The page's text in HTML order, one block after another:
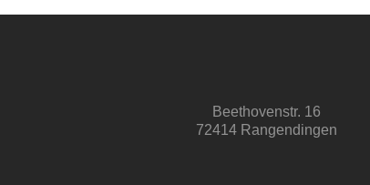
Beethovenstr. 16
72414 Rangendingen